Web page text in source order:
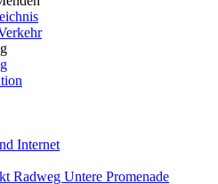
Internet
Radweg Untere Promenade